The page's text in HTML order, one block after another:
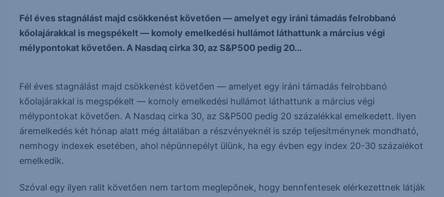
Fél éves stagnálást majd csökkenést követően — amelyet egy iráni támadás felrobbanó
kőolajárakkal is megspékelt — komoly emelkedési hullámot láthattunk a március végi
mélypontokat követően. A Nasdaq cirka 30, az S&P500 pedig 20...
Fél éves stagnálást majd csökkenést követően — amelyet egy iráni támadás felrobbanó
kőolajárakkal is megspékelt — komoly emelkedési hullámot láthattunk a március végi
mélypontokat követően. A Nasdaq cirka 30, az S&P500 pedig 20 százalékkal emelkedett. Ilyen
áremelkedés két hónap alatt még általában a részvényeknél is szép teljesítménynek mondható,
nemhogy indexek esetében, ahol népünnepélyt ülünk, ha egy évben egy index 20-30 százalékot
emelkedik.
Szóval egy ilyen ralit követően nem tartom meglepőnek, hogy bennfentesek elérkezettnek látják